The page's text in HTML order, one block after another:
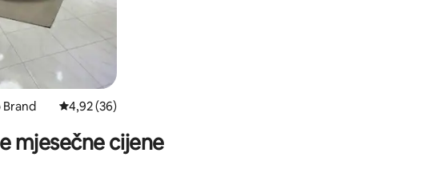
12
Brand prosječna ocjena 4,92 od 5, recenzija: 36
4,92 (36)
mjesečne cijene